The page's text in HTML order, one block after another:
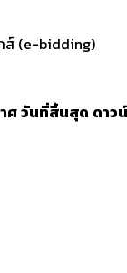
ส์ (e-bidding)
ศวันที่สิ้นสุด ดาว